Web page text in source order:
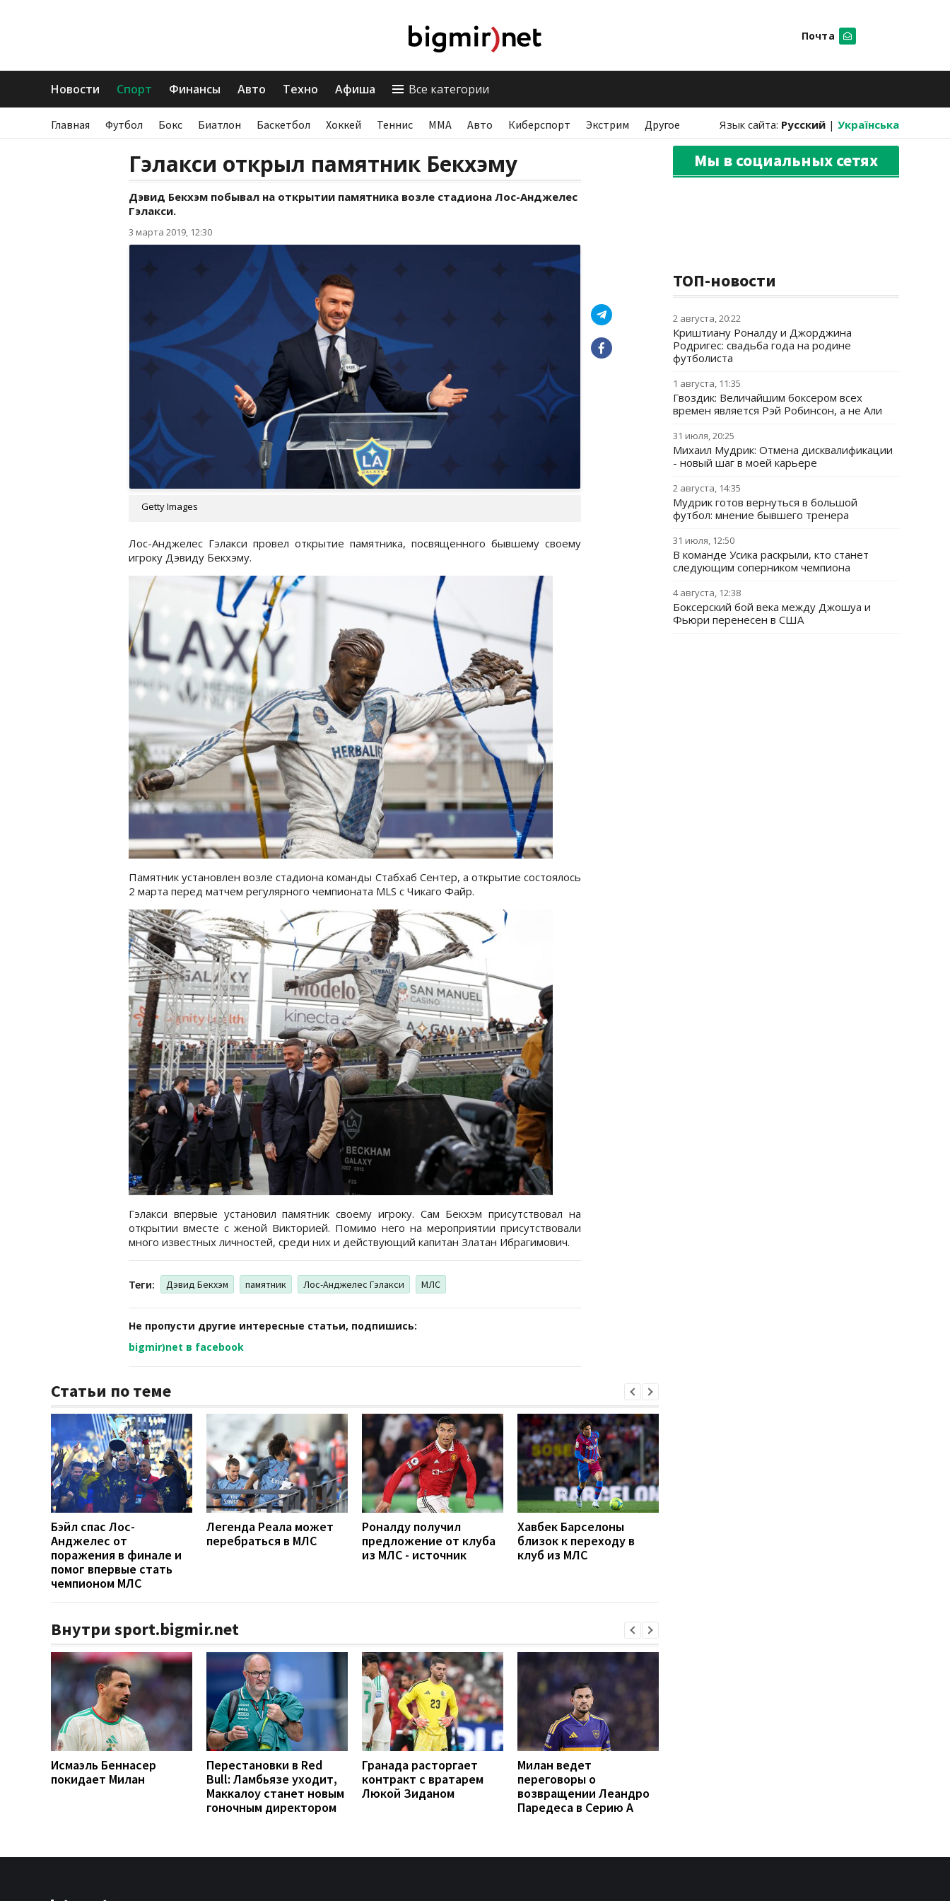
Почта
Новости Спорт Финансы Авто Техно Афиша Все категории
Главная Футбол Бокс Биатлон Баскетбол Хоккей Теннис ММА Авто Киберспорт Экстрим Другое Язык сайта: Русский | Українська
Гэлакси открыл памятник Бекхэму
Дэвид Бекхэм побывал на открытии памятника возле стадиона Лос-Анджелес
Гэлакси.
3 марта 2019, 12:30
Getty Images
Лос-Анджелес Гэлакси провел открытие памятника, посвященного бывшему своему
игроку Дэвиду Бекхэму.
Памятник установлен возле стадиона команды Стабхаб Сентер, а открытие состоялось
2 марта перед матчем регулярного чемпионата MLS с Чикаго Файр.
Гэлакси впервые установил памятник своему игроку. Сам Бекхэм присутствовал на
открытии вместе с женой Викторией. Помимо него на мероприятии присутствовали
много известных личностей, среди них и действующий капитан Златан Ибрагимович.
Теги: Дэвид Бекхэм памятник Лос-Анджелес Гэлакси МЛС
Не пропусти другие интересные статьи, подпишись:
bigmir)net в facebook
Статьи по теме
Бэйл спас Лос-
Анджелес от
поражения в финале и
помог впервые стать
чемпионом МЛС
Легенда Реала может
перебраться в МЛС
Роналду получил
предложение от клуба
из МЛС - источник
Хавбек Барселоны
близок к переходу в
клуб из МЛС
Внутри sport.bigmir.net
Исмаэль Беннасер
покидает Милан
Перестановки в Red
Bull: Ламбьязе уходит,
Маккалоу станет новым
гоночным директором
Гранада расторгает
контракт с вратарем
Люкой Зиданом
Милан ведет
переговоры о
возвращении Леандро
Паредеса в Серию А
Мы в социальных сетях
ТОП-новости
2 августа, 20:22
Криштиану Роналду и Джорджина
Родригес: свадьба года на родине
футболиста
1 августа, 11:35
Гвоздик: Величайшим боксером всех
времен является Рэй Робинсон, а не Али
31 июля, 20:25
Михаил Мудрик: Отмена дисквалификации
- новый шаг в моей карьере
2 августа, 14:35
Мудрик готов вернуться в большой
футбол: мнение бывшего тренера
31 июля, 12:50
В команде Усика раскрыли, кто станет
следующим соперником чемпиона
4 августа, 12:38
Боксерский бой века между Джошуа и
Фьюри перенесен в США